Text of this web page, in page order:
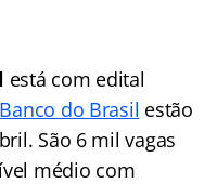
está com edital
Banco do Brasil estão
São 6 mil vagas
médio com